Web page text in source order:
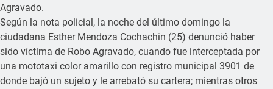
Agravado.
Según la nota policial, la noche del último domingo la
ciudadana Esther Mendoza Cochachin (25) denunció haber
sido víctima de Robo Agravado, cuando fue interceptada por
una mototaxi color amarillo con registro municipal 3901 de
donde bajó un sujeto y le arrebató su cartera; mientras otros